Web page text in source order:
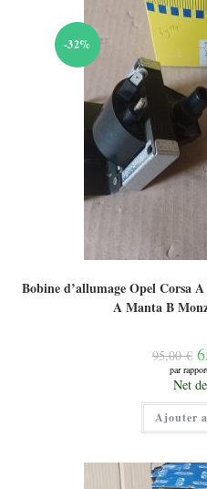
-32%
Bobine d’allumage Opel Corsa
A Manta B
95,00€
par
Le
prix
actuel
est :
65,00
Net
Ajouter